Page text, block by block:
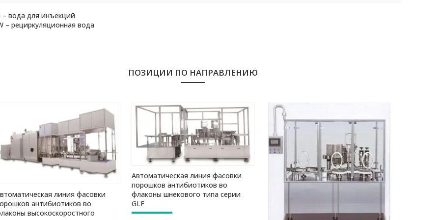
мм
– вода для инъекций
– рециркуляционная вода
ПОЗИЦИИ ПО НАПРАВЛЕНИЮ
линия фасовки
антибиотиков во
высокоскоростного
Автоматическая линия фасовки
порошков антибиотиков во
флаконы шнекового типа серии
GLF